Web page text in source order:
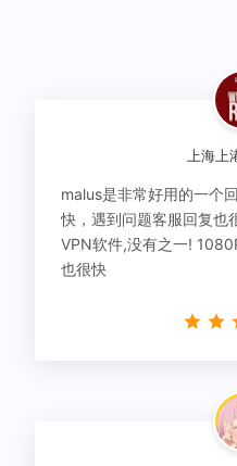
上海上
malus是非常好用的一个
快，遇到问题客服回复也
VPN软件,没有之一!
也很快